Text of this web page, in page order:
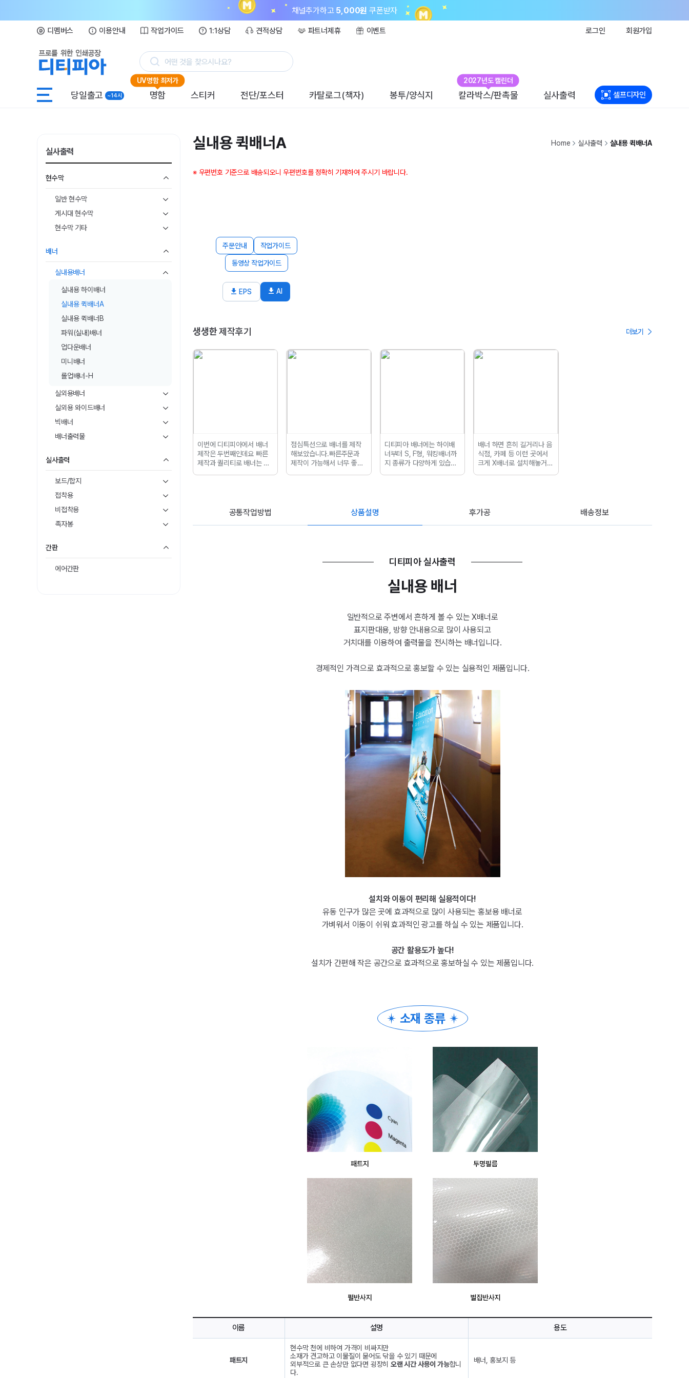
채널추가하고 5,000원 쿠폰받자
디멤버스 이용안내 작업가이드 1:1상담 견적상담 파트너제휴 이벤트 로그인 회원가입
어떤 것을 찾으시나요?
당일출고 ~14시
UV명함 최저가
명함 스티커 전단/포스터 카탈로그(책자) 봉투/양식지
2027년도 캘린더
칼라박스/판촉물 실사출력 셀프디자인
실사출력
현수막
일반 현수막
게시대 현수막
현수막 기타
배너
실내용배너
실내용 하이배너
실내용 퀵배너A
실내용 퀵배너B
파워(실내)배너
업다운배너
미니배너
롤업배너-H
실외용배너
실외용 와이드배너
빅배너
배너출력물
실사출력
보드/합지
접착용
비접착용
족자봉
간판
에어간판
실내용 퀵배너A Home 실사출력 실내용 퀵배너A
※ 우편번호 기준으로 배송되오니 우편번호를 정확히 기재하여 주시기 바랍니다.
주문안내 작업가이드
동영상 작업가이드
EPS AI
생생한제작후기 더보기
이번에 디티피아에서 배너
제작은 두번째인데요 빠른
제작과 퀄리티로 배너는 꼭
점심특선으로 배너를 제작
해보았습니다.빠른주문과
제작이 가능해서 너무 좋았
디티피아 배너에는 하이배
너부터 S, F형, 워킹배너까
지 종류가 다양하게 있습니
배너 하면 흔히 길거리나 음
식점, 카페 등 이런 곳에서
크게 X배너로 설치해놓거나
보다 간편하게 만들 수 있어
요!?디티피아는 배송이 빠른
장점! 항상 이야기하는 부분
공통작업방법 상품설명 후가공 배송정보
디티피아 실사출력
실내용 배너
일반적으로 주변에서 흔하게 볼 수 있는 X배너로
표지판대용, 방향 안내용으로 많이 사용되고
거치대를 이용하여 출력물을 전시하는 배너입니다.
경제적인 가격으로 효과적으로 홍보할 수 있는 실용적인 제품입니다.
설치와 이동이 편리해 실용적이다!
유동 인구가 많은 곳에 효과적으로 많이 사용되는 홍보용 배너로
가벼워서 이동이 쉬워 효과적인 광고를 하실 수 있는 제품입니다.
공간 활용도가 높다!
설치가 간편해 작은 공간으로 효과적으로 홍보하실 수 있는 제품입니다.
소재 종류
이름 설명 용도
패트지
현수막 천에 비하여 가격이 비싸지만
소재가 견고하고 이물질이 묻어도 닦을 수 있기 때문에
외부적으로 큰 손상만 없다면 굉장히 오랜 시간 사용이 가능합니
다.
배너, 홍보지 등